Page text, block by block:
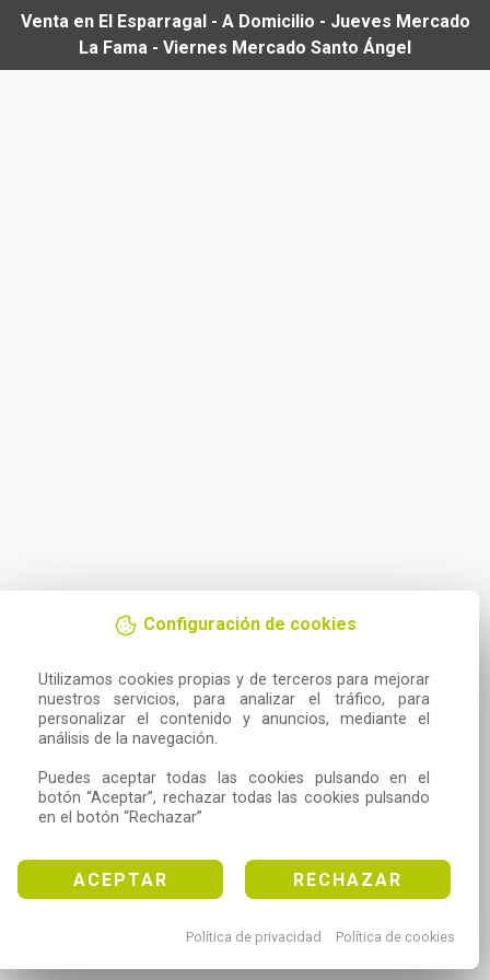
Configuración de cookies
Utilizamos cookies propias y de terceros para mejorar
nuestros servicios, para analizar el tráfico, para
personalizar el contenido y anuncios, mediante el
análisis de la navegación.
Puedes aceptar todas las cookies pulsando en el
botón “Aceptar”, rechazar todas las cookies pulsando
en el botón “Rechazar”
ACEPTAR RECHAZAR
Política de privacidad Política de cookies
Venta en El Esparragal - A Domicilio - Jueves Mercado
La Fama - Viernes Mercado Santo Ángel